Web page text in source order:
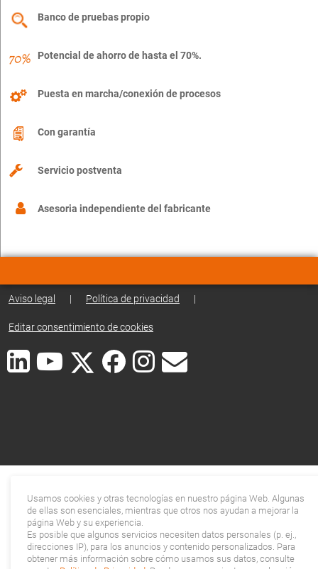
Banco de pruebas propio
Potencial de ahorro de hasta el 70%.
Puesta en marcha/conexión de procesos
Con garantía
Servicio postventa
Asesoria independiente del fabricante
Aviso legal | Política de privacidad |
Editar consentimiento de cookies
Usamos cookies y otras tecnologías en nuestro página Web. Algunas
de ellas son esenciales, mientras que otros nos ayudan a mejorar la
página Web y su experiencia.
Es posible que algunos servicios necesiten datos personales (p. ej.,
direcciones IP), para los anuncios y contenido personalizados. Para
obtener más información sobre cómo usamos sus datos, consulte